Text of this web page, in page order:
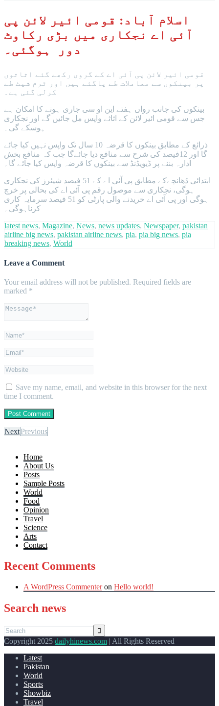
اسلام آباد: قومی ائیر لائن پی
آئی اے نجکاری میں بڑی رکاوٹ
دور ہوگئی۔
قومی ائیر لائن پی آئی اے کے گروی رکھے گئے اثاثوں
پر بینکوں سے معاملات طے پاگئے ہیں اور ٹرم شیٹ طے
کرلی گئی ہے۔
بینکوں کی جانب رواں ہفتے این او سی جاری ہونے کا امکان ہے
جس سے قومی ائیر لائن کے اثاثے واپس مل جائیں گے اور نجکاری
ہوسکے گی۔
ذرائع کے مطابق بینکوں کا قرضہ 10 سال تک واپس نہیں کیا جائے
گا اور 12فیصد کی شرح سے منافع دیا جائےگا جب کہ منافع بخش
ادارہ بننے پر ڈیویڈنڈ سے بینکوں کا قرضہ واپس کیا جائے گا۔
ابتدائی ڈھانچےکے مطابق پی آئی اے کے 51 فیصد شیئرز کی نجکاری
ہوگی، نجکاری سے موصول رقم پی آئی اے کی بحالی پر خرچ
ہوگی اور پی آئی اے خریدنے والی پارٹی کو 51 فیصد سرمایہ کاری
کرناہوگی۔
latest news, Magazine, News, news updates, Newspaper, pakistan
airline big news, pakistan airline news, pia, pia big news, pia
breaking news, World
Leave a Comment
Your email address will not be published. Required fields are
marked *
Save my name, email, and website in this browser for the next
time I comment.
NextPrevious
Home
About Us
Posts
Sample Posts
World
Food
Opinion
Travel
Science
Arts
Contact
Recent Comments
A WordPress Commenteron Hello world!
Search news
Copyright 2025 dailyhinews.com | All Rights Reserved
Latest
Pakistan
World
Sports
Showbiz
Travel